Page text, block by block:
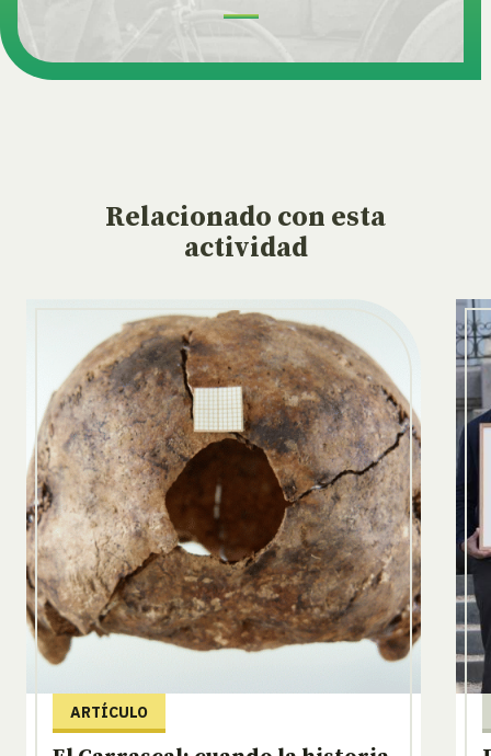
Relacionado con esta
actividad
ARTÍCULO